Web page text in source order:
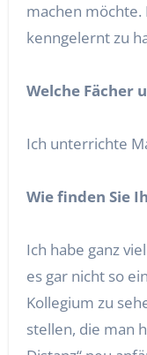
machen möchte.
kenngelernt zu
Welche Fächer
Ich unterrichte
Wie finden Sie
Ich habe ganz
es gar nicht so
Kollegium zu
stellen, die man